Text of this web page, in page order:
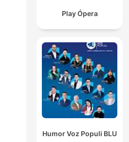
Play Ópera
Humor Voz Populi BLU